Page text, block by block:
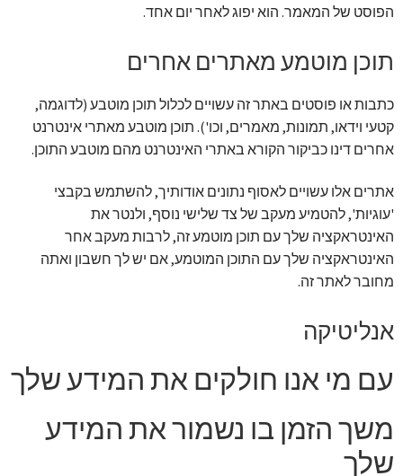
הפוסט של המאמר. הוא יפוג לאחר יום אחד.
תוכן מוטמע מאתרים אחרים
כתבות או פוסטים באתר זה עשויים לכלול תוכן מוטבע (לדוגמה,
קטעי וידאו, תמונות, מאמרים, וכו'). תוכן מוטבע מאתרי אינטרנט
אחרים דינו כביקור הקורא באתרי האינטרנט מהם מוטבע התוכן.
אתרים אלו עשויים לאסוף נתונים אודותיך, להשתמש בקבצי
'עוגיות', להטמיע מעקב של צד שלישי נוסף, ולנטר את
האינטראקציה שלך עם תוכן מוטמע זה, לרבות מעקב אחר
האינטראקציה שלך עם התוכן המוטמע, אם יש לך חשבון ואתה
מחובר לאתר זה.
אנליטיקה
עם מי אנו חולקים את המידע שלך
משך הזמן בו נשמור את המידע
שלך